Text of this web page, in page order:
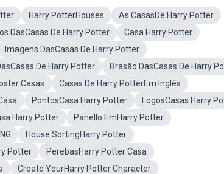
Harry PotterHouses
As CasasDe Harry Potter
DasCasas De Harry Potter
Casa Harry Potter
Imagens DasCasas De Harry Potter
De Harry Potter
Brasão DasCasas De Harry
Casas
Casas De Harry PotterEm Inglês
PontosCasa Harry Potter
LogosCasas Harry
Harry Potter
Panello EmHarry Potter
House SortingHarry Potter
Potter
PerebasHarry Potter Casa
Create YourHarry Potter Character